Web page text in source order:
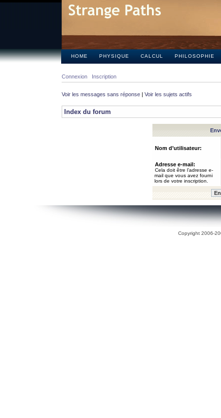
HOME PHYSIQUE CALCUL PHILOSOPHIE
Connexion Inscription
Voir les messages sans réponse | Voir les sujets actifs
Index du forum
Nom d’utilisateur:
Adresse e-mail:
Cela doit être l’adresse e-
mail que vous avez fourni
lors de votre inscription.
Copyright 2006-